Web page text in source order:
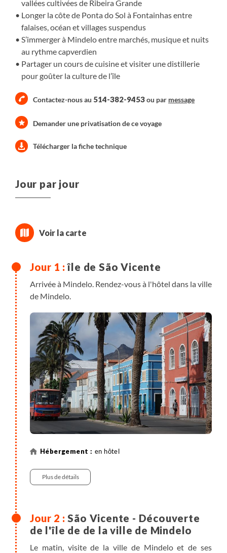
vallées cultivées de Ribeira Grande
Longer la côte de Ponta do Sol à Fontainhas entre
falaises, océan et villages suspendus
S’immerger à Mindelo entre marchés, musique et nuits
au rythme capverdien
Partager un cours de cuisine et visiter une distillerie
pour goûter la culture de l’île
Contactez-nous au 514-382-9453ou par message
Demander une privatisation de ce voyage
Télécharger la fiche technique
Jour par jour
île de São Vicente
Arrivée à Mindelo. Rendez-vous à l'hôtel dans la ville
de Mindelo.
en hôtel
Plus de détails
São Vicente - Découverte
de l'île de de la ville de Mindelo
Le matin, visite de la ville de Mindelo et de ses